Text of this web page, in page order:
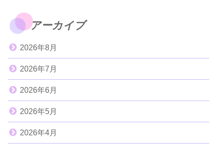
アーカイブ
2026年8月
2026年7月
2026年6月
2026年5月
2026年4月